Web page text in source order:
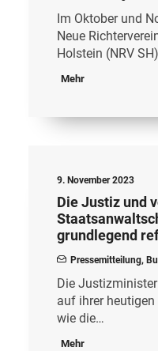
Im Oktober und
Neue
Holstein (NRV
Mehr
9. November 2023
Die Justiz und
grundlegend
Pressemitteilung,
Die
auf ihrer
wie die…
Mehr